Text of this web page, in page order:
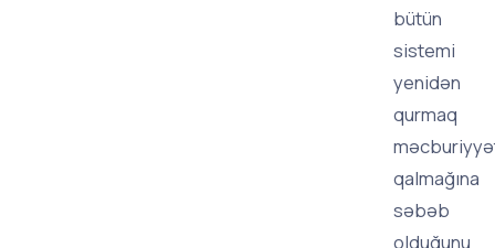
bütün
sistemi
yenidən
qurmaq
qalmağına
səbəb
olduğunu